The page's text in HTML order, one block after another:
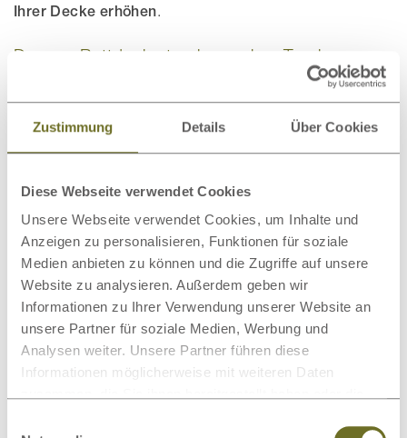
Zustimmung Details Über Cookies
Diese Webseite verwendet Cookies
Unsere Webseite verwendet Cookies, um Inhalte und
Anzeigen zu personalisieren, Funktionen für soziale
Medien anbieten zu können und die Zugriffe auf unsere
Website zu analysieren. Außerdem geben wir
Informationen zu Ihrer Verwendung unserer Website an
unsere Partner für soziale Medien, Werbung und
Analysen weiter. Unsere Partner führen diese
Informationen möglicherweise mit weiteren Daten
Ihrer Decke erhöhen.
Daunen-Bettdecke trocknen ohne Trockner
Kann man nun die Bettdecke nie waschen, wenn man
keinen Trockner zur Verfügung hat? Natürlich nicht.
Sollten Sie dasFederbett an der Luft trocknen lassen,
Hängen Sie die Decke nicht auf, sondern breiten Sie
sie flach auf dem Wäscheständer aus. Beim Aufhängen
verklumpen die Federn in den einzelnen Kammern schnell
und die Restfeuchte staut sich.
Schütteln Sie die Decke regelmäßig kräftig aus
Stellen Sie sich dafür am besten stündlich einen Wecker –
einmal schütteln reicht bei weitem nicht aus!
Legen Sie die Daunendeckeauf keinen Fall in die
. Die Federn können